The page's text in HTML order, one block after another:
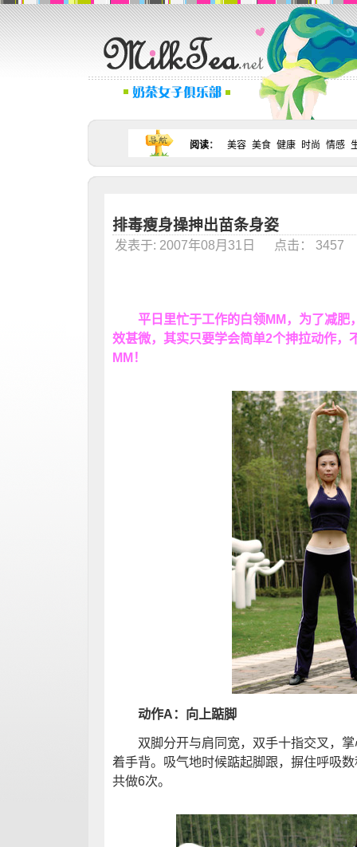
阅读： 美容 美食 健康 时尚 情感
排毒瘦身操抻出苗条身姿
发表于: 2007年08月31日 点击： 3457
平日里忙于工作的白领MM，为了减肥
效甚微，其实只要学会简单2个抻拉动作，
MM！
动作A：向上踮脚
双脚分开与肩同宽，双手十指交叉，掌
着手背。吸气地时候踮起脚跟，摒住呼吸
共做6次。